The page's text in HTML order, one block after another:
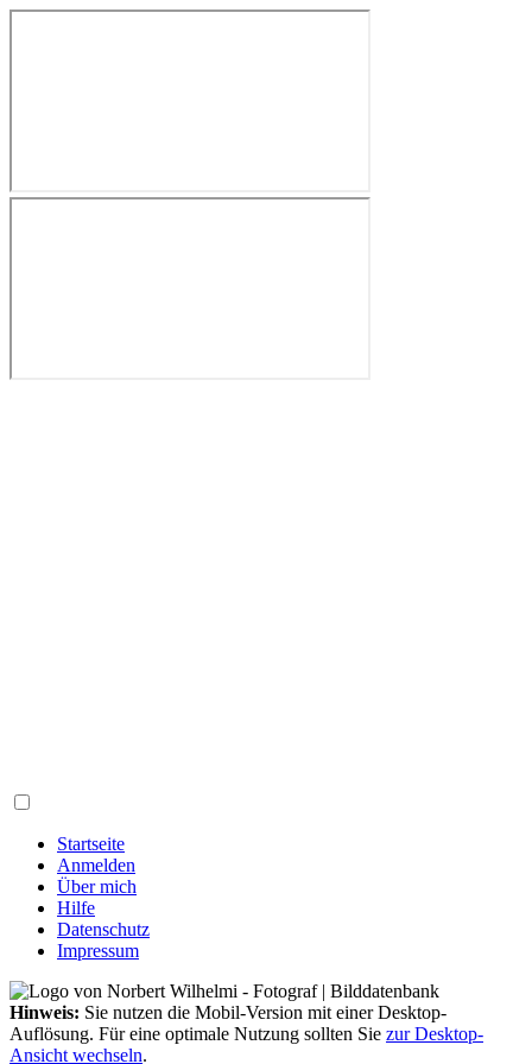
Startseite
Anmelden
Über mich
Hilfe
Datenschutz
Impressum
Hinweis: Sie nutzen die Mobil-Version mit einer Desktop-
Auflösung. Für eine optimale Nutzung sollten Sie zur Desktop-
Ansicht wechseln.